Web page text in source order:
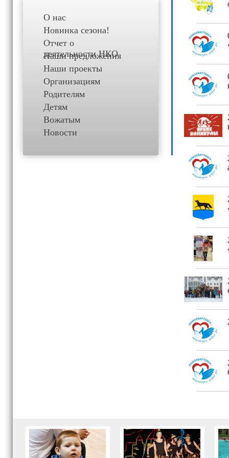
О нас
Новинка сезона!
Отчет о
деятельности НКО
Наши предложения
Наши проекты
Организациям
Родителям
Детям
Вожатым
Новости